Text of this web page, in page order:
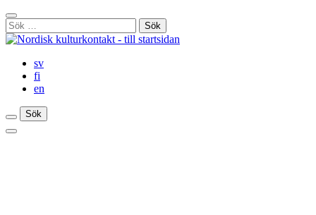
Gå
till
innehåll
Stäng
sökfält
Sök
efter:
sv
fi
en
Sök
Sök
Sök
Huvudmeny